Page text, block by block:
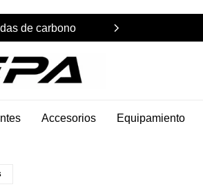
de carbono
Accesorios Equipamiento